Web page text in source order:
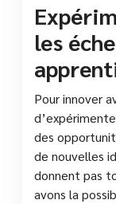
les
Pour innover
des
de nouvelles
donnent pas
avons la